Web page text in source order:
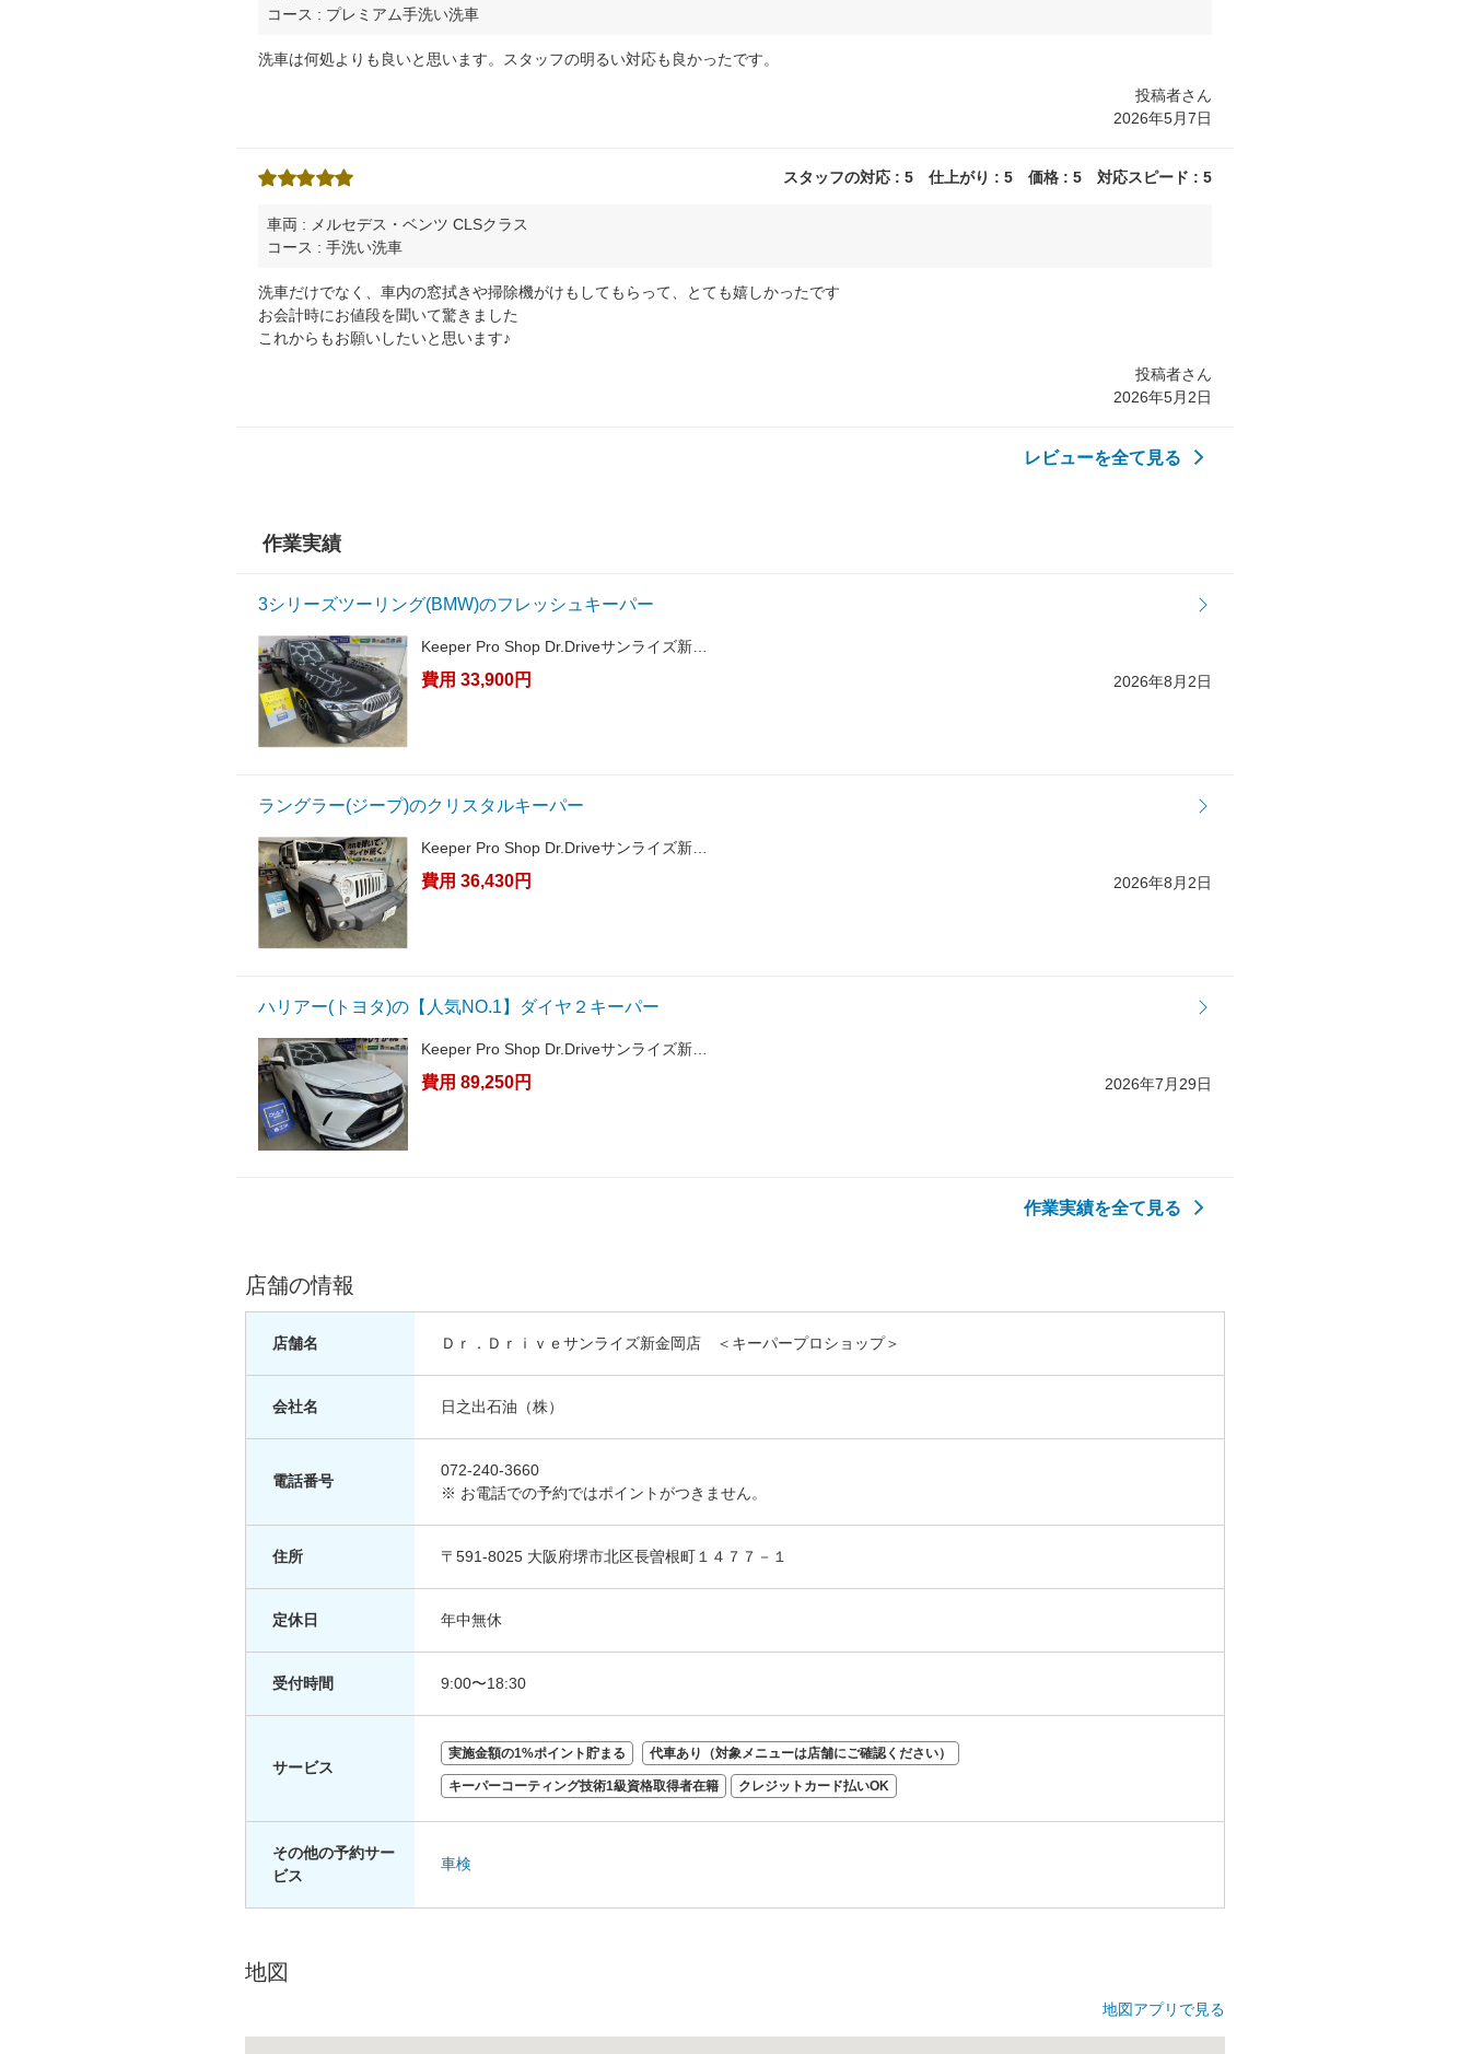
コース : プレミアム手洗い洗車
洗車は何処よりも良いと思います。スタッフの明るい対応も良かったです。
投稿者さん
2026年5月7日
スタッフの対応 : 5 仕上がり : 5 価格 : 5 対応スピード : 5
車両 : メルセデス・ベンツ CLSクラス
コース : 手洗い洗車
洗車だけでなく、車内の窓拭きや掃除機がけもしてもらって、とても嬉しかったです
お会計時にお値段を聞いて驚きました
これからもお願いしたいと思います♪
投稿者さん
2026年5月2日
レビューを全て見る
作業実績
3シリーズツーリング(BMW)のフレッシュキーパー
Keeper Pro Shop Dr.Driveサンライズ新…
費用 33,900円 2026年8月2日
ラングラー(ジープ)のクリスタルキーパー
Keeper Pro Shop Dr.Driveサンライズ新…
費用 36,430円 2026年8月2日
ハリアー(トヨタ)の【人気NO.1】ダイヤ２キーパー
Keeper Pro Shop Dr.Driveサンライズ新…
費用 89,250円 2026年7月29日
作業実績を全て見る
店舗の情報
店舗名 Ｄｒ．Ｄｒｉｖｅサンライズ新金岡店 ＜キーパープロショップ＞
会社名 日之出石油（株）
電話番号
072-240-3660
※ お電話での予約ではポイントがつきません。
住所 〒591-8025 大阪府堺市北区長曽根町１４７７－１
定休日 年中無休
受付時間 9:00〜18:30
サービス
実施金額の1%ポイント貯まる 代車あり（対象メニューは店舗にご確認ください）
キーパーコーティング技術1級資格取得者在籍 クレジットカード払いOK
その他の予約サー
ビス
車検
地図
地図アプリで見る